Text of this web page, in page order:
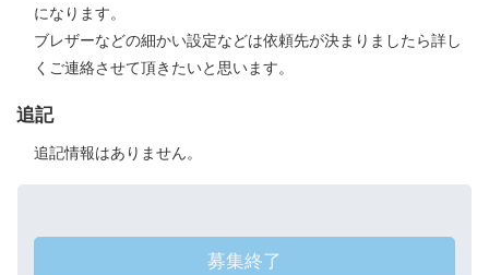
になります。
ブレザーなどの細かい設定などは依頼先が決まりましたら詳し
くご連絡させて頂きたいと思います。
追記
追記情報はありません。
募集終了